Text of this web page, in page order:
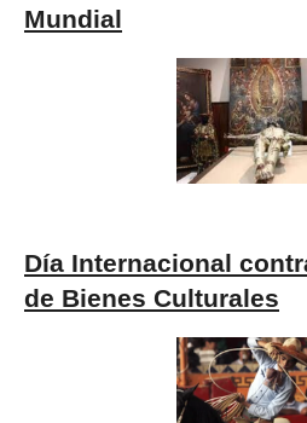
Mundial
Día Internacional
de Bienes Culturales